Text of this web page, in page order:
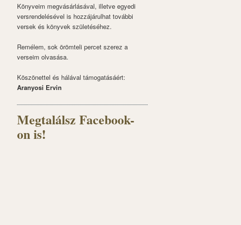
Könyveim megvásárlásával, illetve egyedi
versrendelésével is hozzájárulhat további
versek és könyvek születéséhez.
Remélem, sok örömteli percet szerez a
verseim olvasása.
Köszönettel és hálával támogatásáért:
Aranyosi Ervin
Megtalálsz Facebook-
on is!